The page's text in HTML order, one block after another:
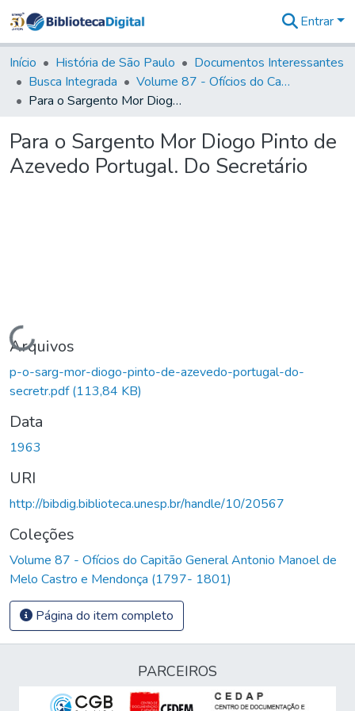
&
Coleções
Tudo na
Biblioteca
Estatísticas
Entrar
Início História de São Paulo
Documentos Interessantes
Busca Integrada
Volume 87 - Ofícios do Capitão General Antonio Manoel de Melo Castro e Mendonça (1797- 1801)
Para o Sargento Mor Diogo Pinto de Azevedo Portugal. Do Secretário
Para o Sargento Mor Diogo Pinto de
Azevedo Portugal. Do Secretário
Carregando...
Arquivos
p-o-sarg-mor-diogo-pinto-de-azevedo-portugal-do-
secretr.pdf(113,84 KB)
Data
1963
URI
http://bibdig.biblioteca.unesp.br/handle/10/20567
Coleções
Volume 87 - Ofícios do Capitão General Antonio Manoel de
Melo Castro e Mendonça (1797- 1801)
Página do item completo
PARCEIROS